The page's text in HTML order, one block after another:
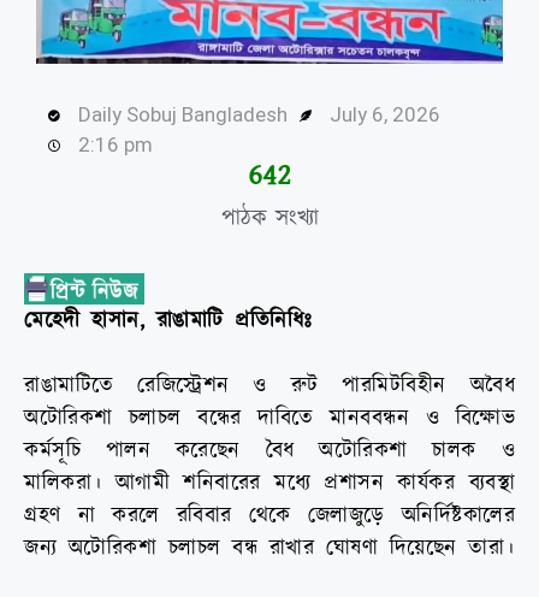
Daily Sobuj Bangladesh
July 6, 2026
2:16 pm
পাঠক সংখ্যা
644
মেহেদী হাসান, রাঙামাটি প্রতিনিধিঃ
রাঙামাটিতে রেজিস্ট্রেশন ও রুট পারমিটবিহীন অবৈধ
অটোরিকশা চলাচল বন্ধের দাবিতে মানববন্ধন ও বিক্ষোভ
কর্মসূচি পালন করেছেন বৈধ অটোরিকশা চালক ও
মালিকরা। আগামী শনিবারের মধ্যে প্রশাসন কার্যকর ব্যবস্থা
গ্রহণ না করলে রবিবার থেকে জেলাজুড়ে অনির্দিষ্টকালের
জন্য অটোরিকশা চলাচল বন্ধ রাখার ঘোষণা দিয়েছেন তারা।